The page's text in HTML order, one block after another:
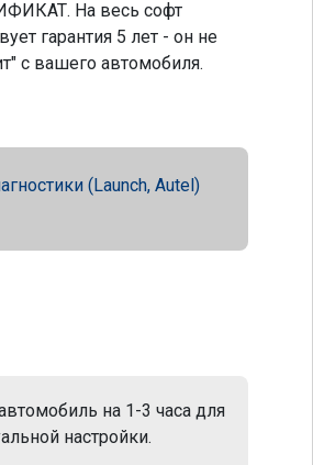
На весь софт
гарантия 5 лет - он не
с вашего автомобиля.
(Launch, Autel)
на 1-3 часа для
настройки.